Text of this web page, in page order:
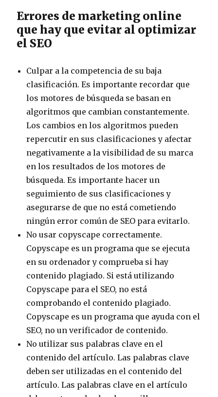
Errores de marketing online
que hay que evitar al optimizar
el SEO
Culpar a la competencia de su baja
clasificación. Es importante recordar que
los motores de búsqueda se basan en
algoritmos que cambian constantemente.
Los cambios en los algoritmos pueden
repercutir en sus clasificaciones y afectar
negativamente a la visibilidad de su marca
en los resultados de los motores de
búsqueda. Es importante hacer un
seguimiento de sus clasificaciones y
asegurarse de que no está cometiendo
ningún error común de SEO para evitarlo.
No usar copyscape correctamente.
Copyscape es un programa que se ejecuta
en su ordenador y comprueba si hay
contenido plagiado. Si está utilizando
Copyscape para el SEO, no está
comprobando el contenido plagiado.
Copyscape es un programa que ayuda con el
SEO, no un verificador de contenido.
No utilizar sus palabras clave en el
contenido del artículo. Las palabras clave
deben ser utilizadas en el contenido del
artículo. Las palabras clave en el artículo